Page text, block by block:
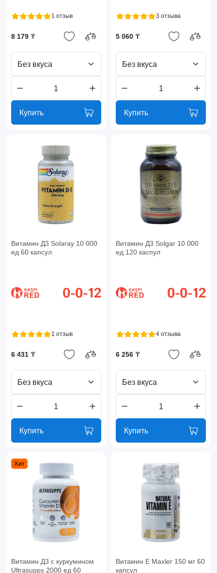
1 отзыв
8 179 ₸
Без вкуса
Купить
3 отзыва
5 060 ₸
Без вкуса
Купить
Витамин Д3 Solaray 10 000
ед 60 капсул
1 отзыв
6 431 ₸
Без вкуса
Купить
Витамин Д3 Solgar 10 000
ед 120 каспул
4 отзыва
6 256 ₸
Без вкуса
Купить
Хит
Витамин Д3 с куркумином
Ultrasupps 2000 ед 60
Витамин Е Maxler 150 мг 60
капсул